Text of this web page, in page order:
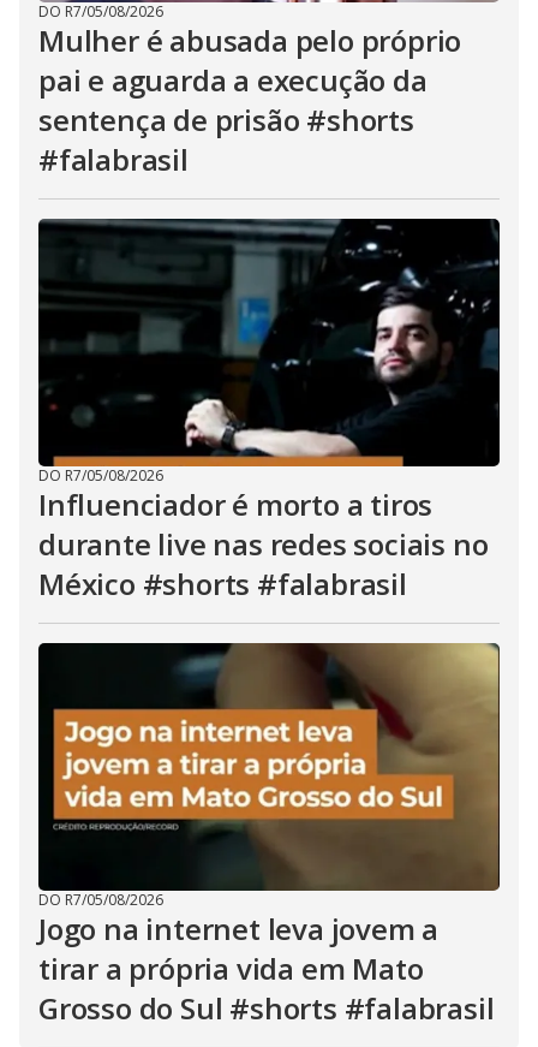
DO R7/05/08/2026
Mulher é abusada pelo próprio
pai e aguarda a execução da
sentença de prisão #shorts
#falabrasil
DO R7/05/08/2026
Influenciador é morto a tiros
durante live nas redes sociais no
México #shorts #falabrasil
DO R7/05/08/2026
Jogo na internet leva jovem a
tirar a própria vida em Mato
Grosso do Sul #shorts #falabrasil